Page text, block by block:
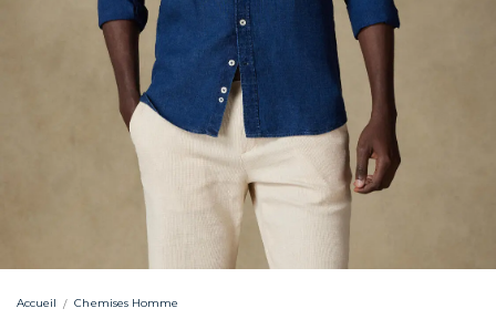
Accueil Chemises Homme